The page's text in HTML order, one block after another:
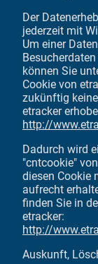
Der
jederzeit mit
Um einer
können Sie
Cookie von
zukünftig
etracker
http://
Dadurch wird
"cntcookie"
diesen Cookie
aufrecht
finden Sie in
etracker:
http://
Auskunft,